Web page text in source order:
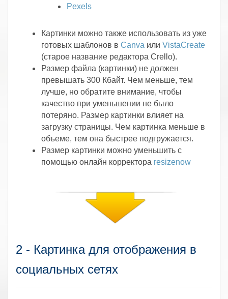
Pexels
Картинки можно также использовать из уже
готовых шаблонов в Canva или VistaCreate
(старое название редактора Crello).
Размер файла (картинки) не должен
превышать 300 Кбайт. Чем меньше, тем
лучше, но обратите внимание, чтобы
качество при уменьшении не было
потеряно. Размер картинки влияет на
загрузку страницы. Чем картинка меньше в
объеме, тем она быстрее подгружается.
Размер картинки можно уменьшить с
помощью онлайн корректора resizenow
2 - Картинка для отображения в
социальных сетях